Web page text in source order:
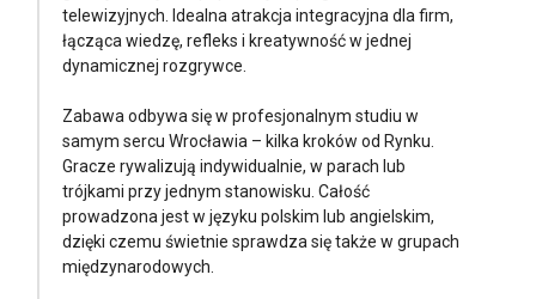
telewizyjnych. Idealna atrakcja integracyjna dla firm,
łącząca wiedzę, refleks i kreatywność w jednej
dynamicznej rozgrywce.
Zabawa odbywa się w profesjonalnym studiu w
samym sercu Wrocławia – kilka kroków od Rynku.
Gracze rywalizują indywidualnie, w parach lub
trójkami przy jednym stanowisku. Całość
prowadzona jest w języku polskim lub angielskim,
dzięki czemu świetnie sprawdza się także w grupach
międzynarodowych.